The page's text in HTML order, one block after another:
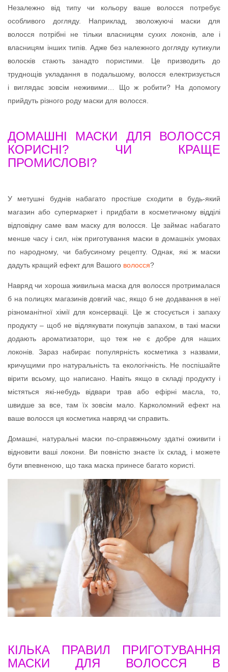
Незалежно від типу чи кольору ваше волосся потребує
особливого догляду. Наприклад, зволожуючі маски для
волосся потрібні не тільки власницям сухих локонів, але і
власницям інших типів. Адже без належного догляду кутикули
волосків стають занадто пористими. Це призводить до
труднощів укладання в подальшому, волосся електризується
і виглядає зовсім неживими… Що ж робити? На допомогу
прийдуть різного роду маски для волосся.
ДОМАШНІ МАСКИ ДЛЯ ВОЛОССЯ
КОРИСНІ? ЧИ КРАЩЕ
ПРОМИСЛОВІ?
У метушні буднів набагато простіше сходити в будь-який
магазин або супермаркет і придбати в косметичному відділі
відповідну саме вам маску для волосся. Це займає набагато
менше часу і сил, ніж приготування маски в домашніх умовах
по народному, чи бабусиному рецепту. Однак, які ж маски
дадуть кращий ефект для Вашого волосся?
Навряд чи хороша живильна маска для волосся протрималася
б на полицях магазинів довгий час, якщо б не додавання в неї
різноманітної хімії для консерваціі. Це ж стосується і запаху
продукту – щоб не відлякувати покупців запахом, в такі маски
додають ароматизатори, що теж не є добре для наших
локонів. Зараз набирає популярність косметика з назвами,
кричущими про натуральність та екологічність. Не поспішайте
вірити всьому, що написано. Навіть якщо в складі продукту і
містяться які-небудь відвари трав або ефірні масла, то,
швидше за все, там їх зовсім мало. Карколомний ефект на
ваше волосся ця косметика навряд чи справить.
Домашні, натуральні маски по-справжньому здатні оживити і
відновити ваші локони. Ви повністю знаєте їх склад, і можете
бути впевненою, що така маска принесе багато користі.
КІЛЬКА ПРАВИЛ ПРИГОТУВАННЯ
МАСКИ ДЛЯ ВОЛОССЯ В